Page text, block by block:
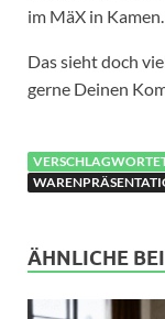
im MäX in Kamen.
Das sieht doch
gerne Deinen
ÄHNLICHE